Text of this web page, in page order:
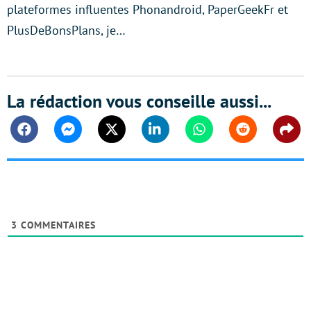
plateformes influentes Phonandroid, PaperGeekFr et
PlusDeBonsPlans, je…
La rédaction vous conseille aussi...
FacebookMessengerTwitter Linkedin WhatsappReddit
3 COMMENTAIRES